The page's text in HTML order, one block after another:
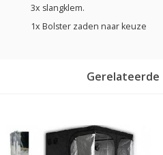
3x slangklem.
1x Bolster zaden naar keuze